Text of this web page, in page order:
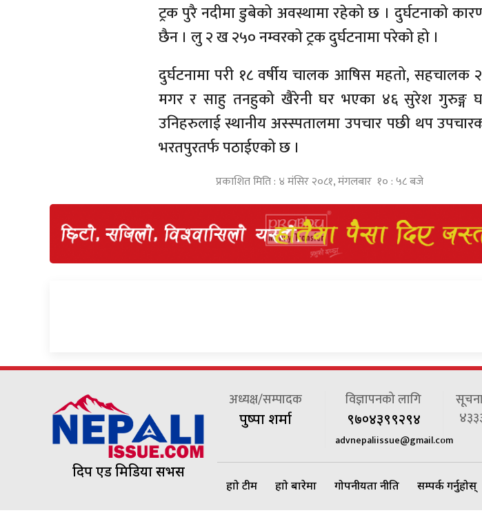
ट्रक पुरै नदीमा डुबेको अवस्थामा रहेको छ । दुर्घटनाको
छैन । लु २ ख २५० नम्वरको ट्रक दुर्घटनामा परेको हो ।
दुर्घटनामा परी १८ वर्षीय चालक आषिस महतो, सहचालक
मगर र साहु तनहुको खैरेनी घर भएका ४६ सुरेश गुरुङ्ग
उनिहरुलाई स्थानीय अस्स्पतालमा उपचार पछी थप
भरतपुरतर्फ पठाईएको छ ।
प्रकाशित मिति : ४ मंसिर २०८१, मंगलबार १० : ५८ बजे
दिप एड मिडिया सर्भिस
अध्यक्ष/सम्पादक
पुष्पा शर्मा
विज्ञापनको लागि
९७०४३९९२९४
advnepaliissue@gmail.com
हाम्रो टीम हाम्रो बारेमा गोपनीयता नीति सम्पर्क गर्नुहोस्